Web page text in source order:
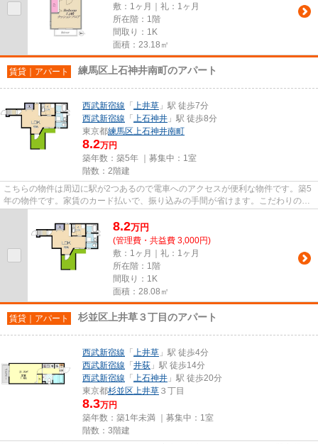
敷：1ヶ月｜礼：1ヶ月
所在階：1階
間取り：1K
面積：23.18㎡
賃貸｜アパート 練馬区上石神井南町のアパート
西武新宿線 「 上井草 」駅 徒歩7分
西武新宿線 「 上石神井 」駅 徒歩8分
東京都練馬区上石神井南町
8.2万円
築年数：築5年 ｜募集中： 1室
階数：2階建
こちらの物件は周辺に駅が2つあるので電車へのアクセスが便利な物件です。築5
年の物件です。家賃のカード払いで、振り込みの手間が省けます。こだわりの条
8.2万円
(管理費・共益費 3,000円)
敷：1ヶ月｜礼：1ヶ月
所在階：1階
間取り：1K
面積：28.08㎡
賃貸｜アパート 杉並区上井草３丁目のアパート
西武新宿線 「 上井草 」駅 徒歩4分
西武新宿線 「 井荻 」駅 徒歩14分
西武新宿線 「 上石神井 」駅 徒歩20分
東京都杉並区上井草 ３丁目
8.3万円
築年数：築1年未満 ｜募集中： 1室
階数：3階建